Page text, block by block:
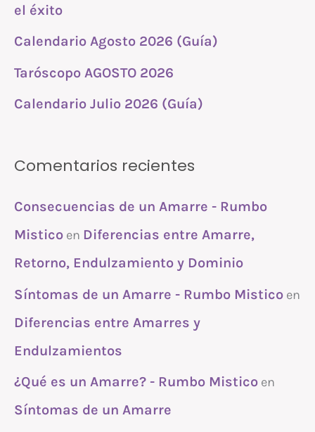
rel éxito
Calendario Agosto 2026 (Guía)
Taróscopo AGOSTO 2026
Calendario Julio 2026 (Guía)
Comentarios recientes
Consecuencias de un Amarre - Rumbo
Mistico en Diferencias entre Amarre,
Retorno, Endulzamiento y Dominio
Síntomas de un Amarre - Rumbo Mistico en
Diferencias entre Amarres y
Endulzamientos
¿Qué es un Amarre? - Rumbo Mistico en
Síntomas de un Amarre